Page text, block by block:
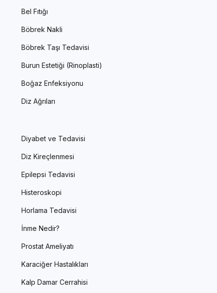
Bel Fıtığı
Böbrek Nakli
Böbrek Taşı Tedavisi
Burun Estetiği (Rinoplasti)
Boğaz Enfeksiyonu
Diz Ağrıları
Diyabet ve Tedavisi
Diz Kireçlenmesi
Epilepsi Tedavisi
Histeroskopi
Horlama Tedavisi
İnme Nedir?
Prostat Ameliyatı
Karaciğer Hastalıkları
Kalp Damar Cerrahisi